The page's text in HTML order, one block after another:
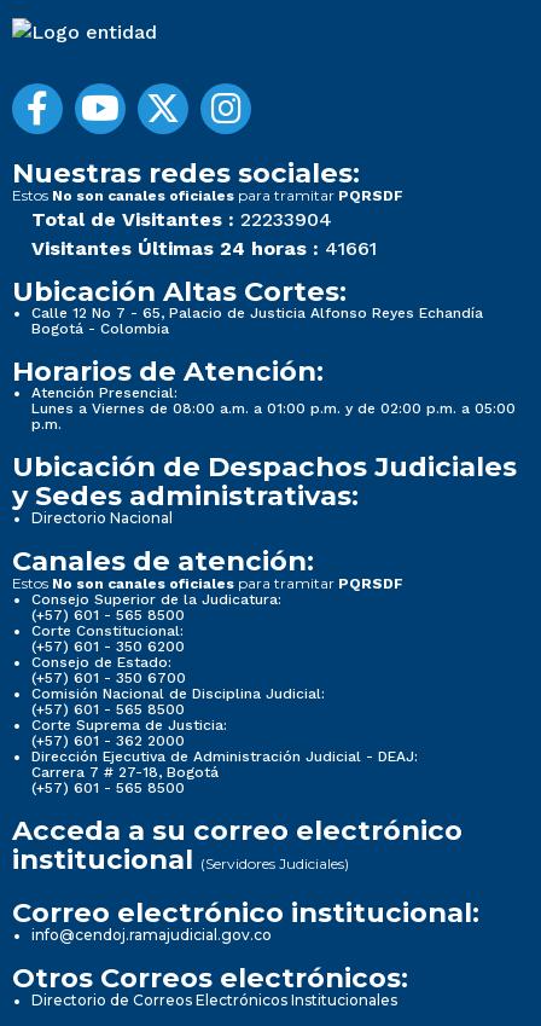
Nuestras redes sociales:
Estos No son canales oficiales para tramitar PQRSDF
Total de Visitantes : 22233904
Visitantes Últimas 24 horas : 41661
Ubicación Altas Cortes:
Calle 12 No 7 - 65, Palacio de Justicia Alfonso Reyes Echandía
Bogotá - Colombia
Horarios de Atención:
Atención Presencial:
Lunes a Viernes de 08:00 a.m. a 01:00 p.m. y de 02:00 p.m. a 05:00
p.m.
Ubicación de Despachos Judiciales
y Sedes administrativas:
Directorio Nacional
Canales de atención:
Estos No son canales oficiales para tramitar PQRSDF
Consejo Superior de la Judicatura:
(+57) 601 - 565 8500
Corte Constitucional:
(+57) 601 - 350 6200
Consejo de Estado:
(+57) 601 - 350 6700
Comisión Nacional de Disciplina Judicial:
(+57) 601 - 565 8500
Corte Suprema de Justicia:
(+57) 601 - 362 2000
Dirección Ejecutiva de Administración Judicial - DEAJ:
Carrera 7 # 27-18, Bogotá
(+57) 601 - 565 8500
Acceda a su correo electrónico
institucional (Servidores Judiciales)
Correo electrónico institucional:
info@cendoj.ramajudicial.gov.co
Otros Correos electrónicos:
Directorio de Correos Electrónicos Institucionales